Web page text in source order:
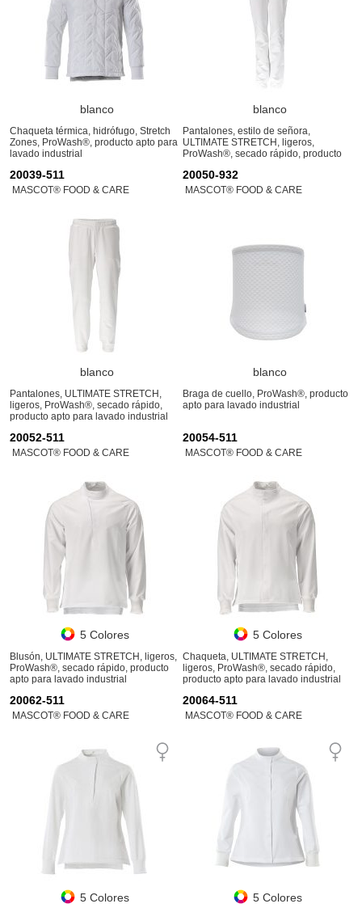
blanco
Chaqueta térmica, hidrófugo, Stretch
Zones, ProWash®, producto apto para
lavado industrial
blanco
Pantalones, estilo de señora,
ULTIMATE STRETCH, ligeros,
ProWash®, secado rápido, producto
20039-511
MASCOT® FOOD & CARE
blanco
Pantalones, ULTIMATE STRETCH,
ligeros, ProWash®, secado rápido,
producto apto para lavado industrial
20050-932
MASCOT® FOOD & CARE
blanco
Braga de cuello, ProWash®, producto
apto para lavado industrial
20052-511
MASCOT® FOOD & CARE
5 Colores
Blusón, ULTIMATE STRETCH, ligeros,
ProWash®, secado rápido, producto
apto para lavado industrial
20054-511
MASCOT® FOOD & CARE
5 Colores
Chaqueta, ULTIMATE STRETCH,
ligeros, ProWash®, secado rápido,
producto apto para lavado industrial
20062-511
MASCOT® FOOD & CARE
5 Colores
20064-511
MASCOT® FOOD & CARE
5 Colores